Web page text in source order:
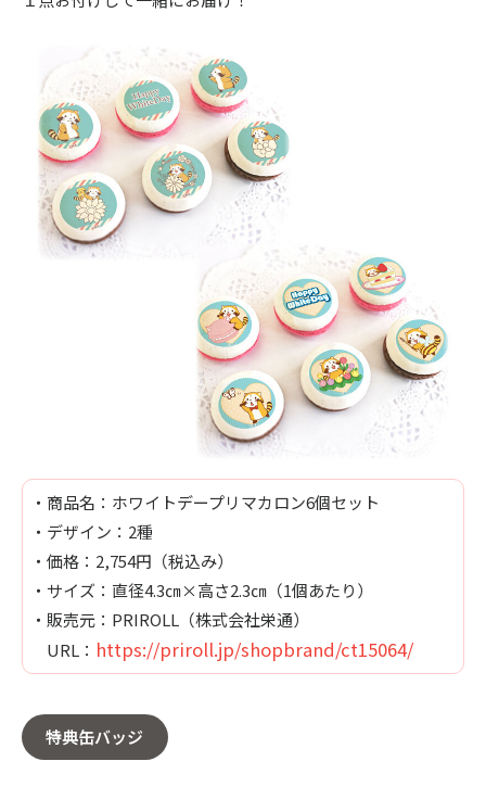
・商品名：ホワイトデープリマカロン6個セット
・デザイン：2種
・価格：2,754円（税込み）
・サイズ：直径4.3㎝×高さ2.3㎝（1個あたり）
・販売元：PRIROLL（株式会社栄通）
URL： https://priroll.jp/shopbrand/ct15064/
特典缶バッジ